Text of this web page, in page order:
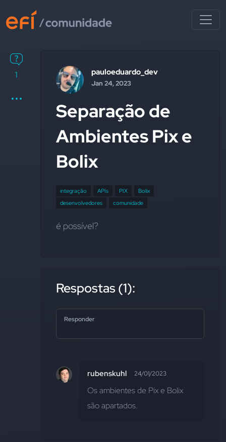
1 pauloeduardo_dev
Jan 24, 2023
Separação de
Ambientes Pix e
Bolix
integração APIs PIX
Bolix
desenvolvedores
comunidade
é possível?
Respostas (1):
Responder
rubenskuhl 24/01/2023
Os ambientes de Pix e Bolix
são apartados.